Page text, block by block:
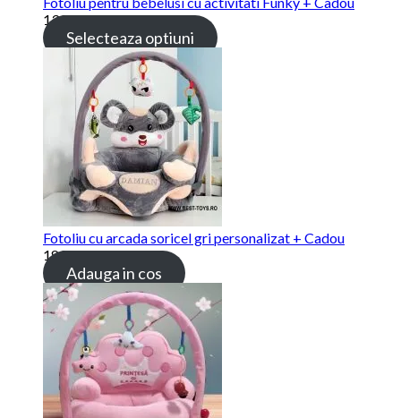
139.00 lei
Selecteaza optiuni
Fotoliu cu arcada soricel gri personalizat + Cadou
189.00 lei
Adauga in cos